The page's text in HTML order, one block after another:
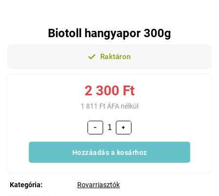
Biotoll hangyapor 300g
Raktáron
2 300 Ft
1 811 Ft ÁFA nélkül
+
−
Hozzáadás a kosárhoz
Kategória:
Rovarriasztók